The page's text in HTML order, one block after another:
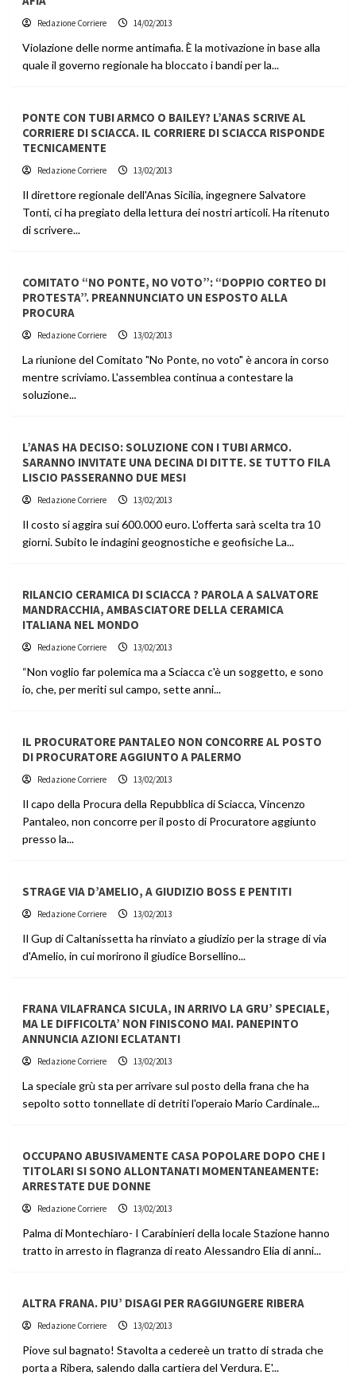
Redazione Corriere 14/02/2013
Violazione delle norme antimafia. È la motivazione in base alla
quale il governo regionale ha bloccato i bandi per la...
PONTE CON TUBI ARMCO O BAILEY? L’ANAS SCRIVE AL
CORRIERE DI SCIACCA. IL CORRIERE DI SCIACCA RISPONDE
TECNICAMENTE
Redazione Corriere 13/02/2013
Il direttore regionale dell'Anas Sicilia, ingegnere Salvatore
Tonti, ci ha pregiato della lettura dei nostri articoli. Ha ritenuto
di scrivere...
COMITATO “NO PONTE, NO VOTO”: “DOPPIO CORTEO DI
PROTESTA”. PREANNUNCIATO UN ESPOSTO ALLA
PROCURA
Redazione Corriere 13/02/2013
La riunione del Comitato "No Ponte, no voto" è ancora in corso
mentre scriviamo. L'assemblea continua a contestare la
soluzione...
L’ANAS HA DECISO: SOLUZIONE CON I TUBI ARMCO.
SARANNO INVITATE UNA DECINA DI DITTE. SE TUTTO FILA
LISCIO PASSERANNO DUE MESI
Redazione Corriere 13/02/2013
Il costo si aggira sui 600.000 euro. L'offerta sarà scelta tra 10
giorni. Subito le indagini geognostiche e geofisiche La...
RILANCIO CERAMICA DI SCIACCA ? PAROLA A SALVATORE
MANDRACCHIA, AMBASCIATORE DELLA CERAMICA
ITALIANA NEL MONDO
Redazione Corriere 13/02/2013
“Non voglio far polemica ma a Sciacca c'è un soggetto, e sono
io, che, per meriti sul campo, sette anni...
IL PROCURATORE PANTALEO NON CONCORRE AL POSTO
DI PROCURATORE AGGIUNTO A PALERMO
Redazione Corriere 13/02/2013
Il capo della Procura della Repubblica di Sciacca, Vincenzo
Pantaleo, non concorre per il posto di Procuratore aggiunto
presso la...
STRAGE VIA D’AMELIO, A GIUDIZIO BOSS E PENTITI
Redazione Corriere 13/02/2013
Il Gup di Caltanissetta ha rinviato a giudizio per la strage di via
d'Amelio, in cui morirono il giudice Borsellino...
FRANA VILAFRANCA SICULA, IN ARRIVO LA GRU’ SPECIALE,
MA LE DIFFICOLTA’ NON FINISCONO MAI. PANEPINTO
ANNUNCIA AZIONI ECLATANTI
Redazione Corriere 13/02/2013
La speciale grù sta per arrivare sul posto della frana che ha
sepolto sotto tonnellate di detriti l'operaio Mario Cardinale...
OCCUPANO ABUSIVAMENTE CASA POPOLARE DOPO CHE I
TITOLARI SI SONO ALLONTANATI MOMENTANEAMENTE:
ARRESTATE DUE DONNE
Redazione Corriere 13/02/2013
Palma di Montechiaro- I Carabinieri della locale Stazione hanno
tratto in arresto in flagranza di reato Alessandro Elia di anni...
ALTRA FRANA. PIU’ DISAGI PER RAGGIUNGERE RIBERA
Redazione Corriere 13/02/2013
Piove sul bagnato! Stavolta a cedereè un tratto di strada che
porta a Ribera, salendo dalla cartiera del Verdura. E'...